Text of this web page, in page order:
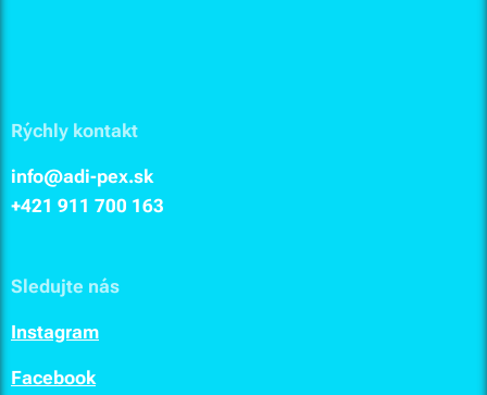
Rýchly kontakt
info@adi-pex.sk
+421 911 700 163
Sledujte nás
Instagram
Facebook